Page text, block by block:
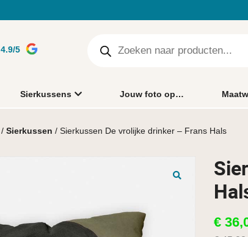
4.9/5
Sierkussens Jouw foto op…
/Sierkussen / Sierkussen De vrolijke drinker – Frans Hals
€